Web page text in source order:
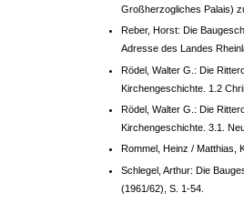
Großherzogliches Palais)
Reber, Horst: Die
Adresse des Landes
Rödel, Walter G.: Die
Kirchengeschichte. 1.2
Rödel, Walter G.: Die
Kirchengeschichte. 3.1.
Rommel, Heinz / Matthias,
Schlegel, Arthur: Die
(1961/62), S. 1-54.